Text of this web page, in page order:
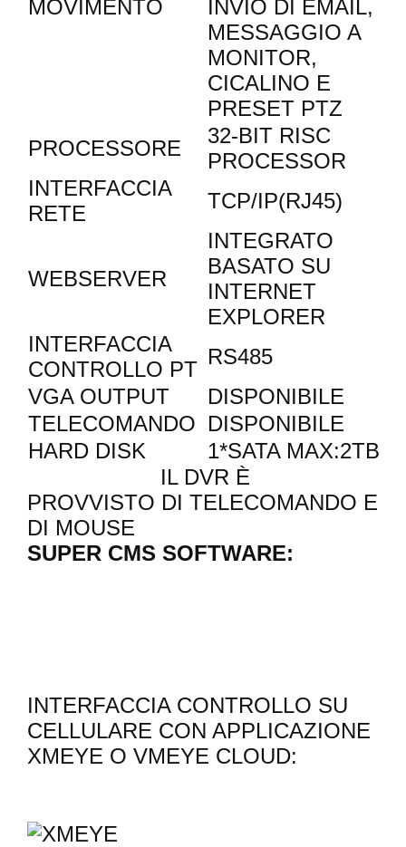
MOVIMENTO
INVIO DI EMAIL,
MESSAGGIO A
MONITOR,
CICALINO E
PRESET PTZ
PROCESSORE
32-BIT RISC
PROCESSOR
INTERFACCIA
RETE
TCP/IP(RJ45)
WEBSERVER
INTEGRATO
BASATO SU
INTERNET
EXPLORER
INTERFACCIA
CONTROLLO PT
RS485
VGA OUTPUT
DISPONIBILE
TELECOMANDO DISPONIBILE
HARD DISK
1*SATA MAX:2TB
IL DVR È
PROVVISTO DI TELECOMANDO E
DI MOUSE
SUPER CMS SOFTWARE:
INTERFACCIA CONTROLLO SU
CELLULARE CON APPLICAZIONE
XMEYE O VMEYE CLOUD: